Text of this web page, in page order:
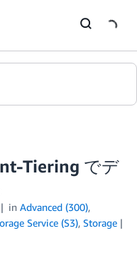
Tiering でデ
in Advanced (300),
Service (S3), Storage